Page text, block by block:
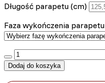
Długość parapetu (cm)
Faza wykończenia parapetu
:product_name quantity
Dodaj do koszyka